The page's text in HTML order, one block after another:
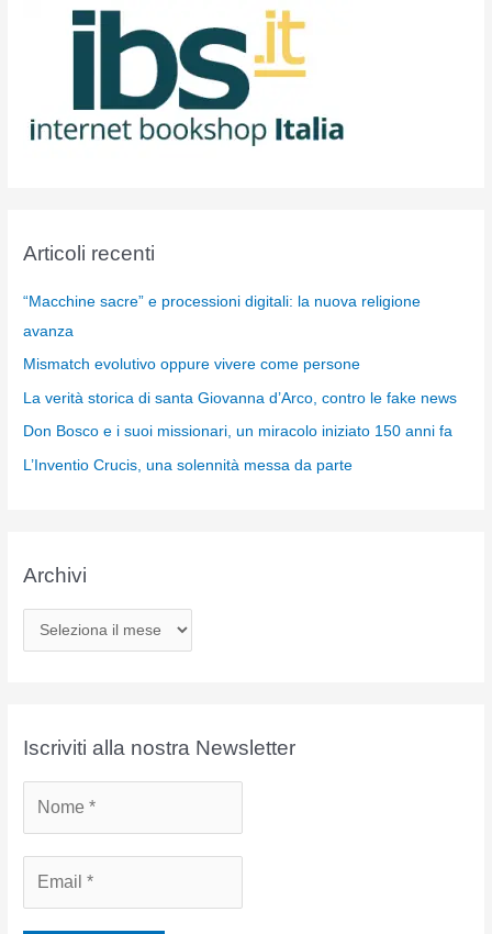
Articoli recenti
“Macchine sacre” e processioni digitali: la nuova religione
avanza
Mismatch evolutivo oppure vivere come persone
La verità storica di santa Giovanna d’Arco, contro le fake news
Don Bosco e i suoi missionari, un miracolo iniziato 150 anni fa
L’Inventio Crucis, una solennità messa da parte
Archivi
r
iIscriviti alla nostra Newsletter